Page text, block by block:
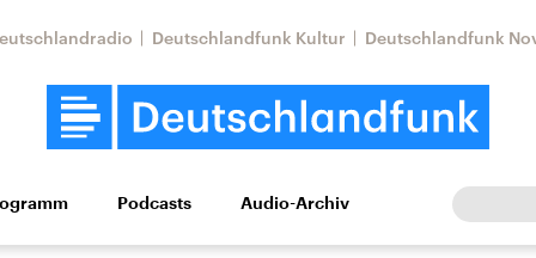
Deutschlandfunk Kultur Deutschlandfunk
Wissen Kultur Europa
Podcasts Audio-Archiv